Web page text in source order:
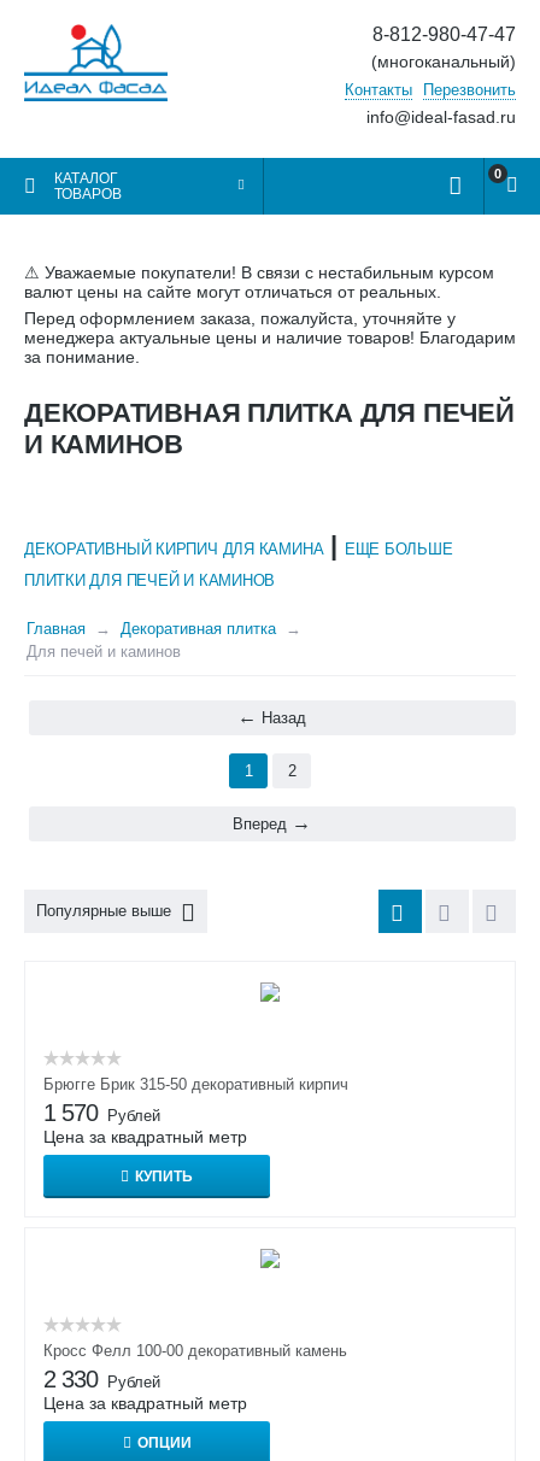
8-812-980-47-47
(многоканальный)
Контакты Перезвонить
info@ideal-fasad.ru
КАТАЛОГ
ТОВАРОВ
0
⚠ Уважаемые покупатели! В связи с нестабильным курсом
валют цены на сайте могут отличаться от реальных.
Перед оформлением заказа, пожалуйста, уточняйте у
менеджера актуальные цены и наличие товаров! Благодарим
за понимание.
ДЕКОРАТИВНАЯ ПЛИТКА ДЛЯ ПЕЧЕЙ
И КАМИНОВ
ДЕКОРАТИВНЫЙ КИРПИЧ ДЛЯ КАМИНА| ЕЩЕ БОЛЬШЕ
ПЛИТКИ ДЛЯ ПЕЧЕЙ И КАМИНОВ
Главная
Декоративная плитка
Для печей и каминов
Назад
1 2
Вперед
Популярные выше
Брюгге Брик 315-50 декоративный кирпич
1 570 Рублей
Цена за квадратный метр
КУПИТЬ
Кросс Фелл 100-00 декоративный камень
2 330 Рублей
Цена за квадратный метр
ОПЦИИ